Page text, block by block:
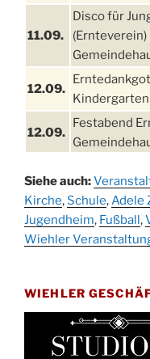
11.09.
Disco für
12.09.
12.09.
Festabend
13.09.
19.09.
12 Uhr
09.10.
Afterwork-
Siehe auch:
Kirche, Schule,Adele
Jugendheim, Fußball,
Wiehler
WIEHLER